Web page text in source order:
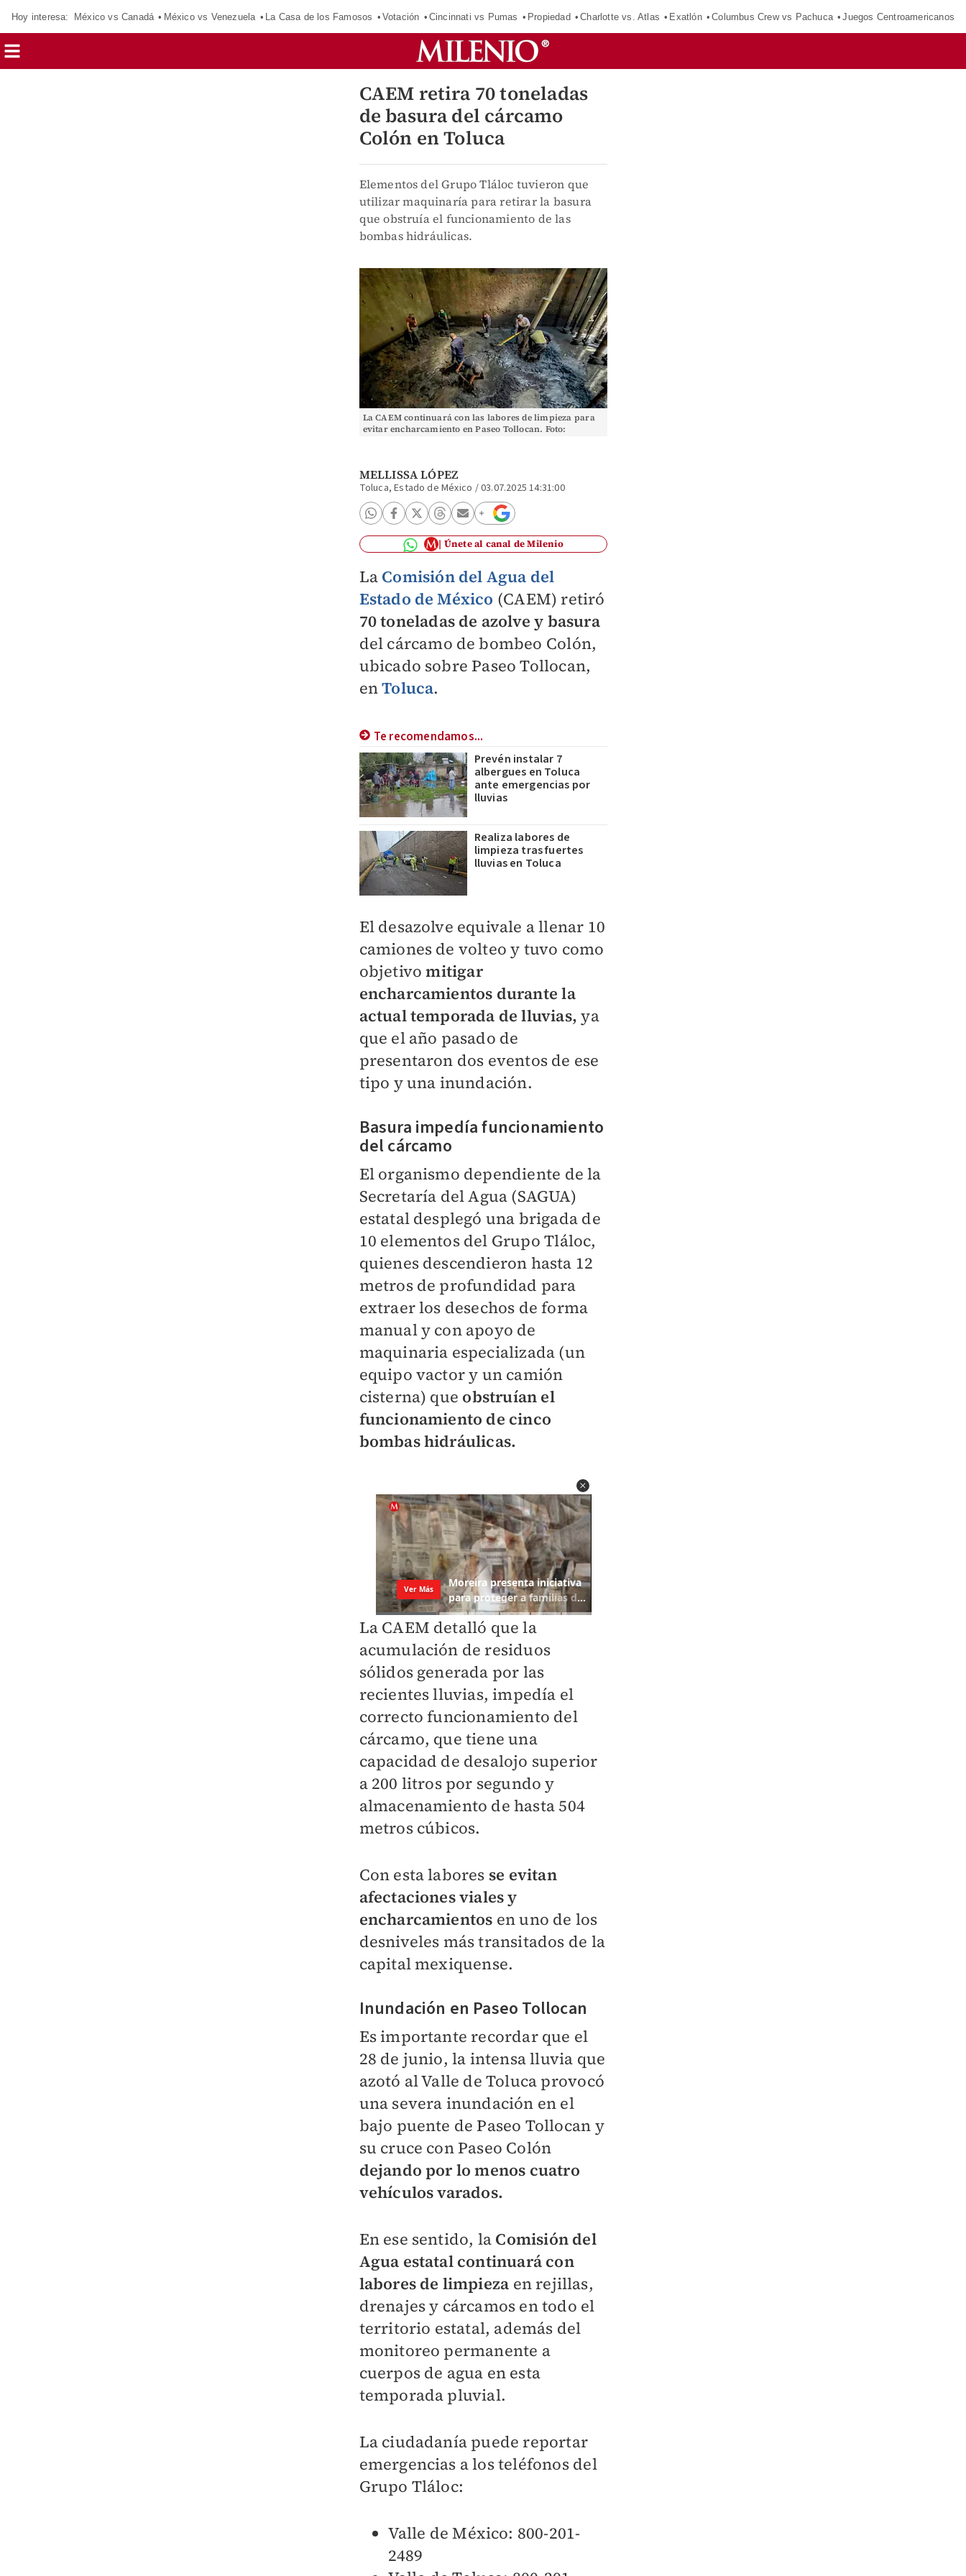
Hoy interesa: México vs Canadá México vs Venezuela La Casa de los Famosos Votación Cincinnati vs Pumas Propiedad Charlotte vs. Atlas Exatlón Columbus Crew vs Pachuca Juegos Centroamericanos
CAEM retira 70 toneladas
de basura del cárcamo
Colón en Toluca
Elementos del Grupo Tláloc tuvieron que
utilizar maquinaría para retirar la basura
que obstruía el funcionamiento de las
bombas hidráulicas.
La CAEM continuará con las labores de limpieza para
evitar encharcamiento en Paseo Tollocan. Foto:
MELLISSA LÓPEZ
Toluca, Estado de México /03.07.2025 14:31:00
Únete al canal de Milenio
La Comisión del Agua del
Estado de México (CAEM) retiró
70 toneladas de azolve y basura
del cárcamo de bombeo Colón,
ubicado sobre Paseo Tollocan,
enToluca.
Te recomendamos...
Prevén instalar 7
albergues en Toluca
ante emergencias por
lluvias
Realiza labores de
limpieza tras fuertes
lluvias en Toluca
El desazolve equivale a llenar 10
camiones de volteo y tuvo como
objetivomitigar
encharcamientos durante la
actual temporada de lluvias, ya
que el año pasado de
presentaron dos eventos de ese
tipo y una inundación.
Basura impedía funcionamiento
del cárcamo
El organismo dependiente de la
Secretaría del Agua (SAGUA)
estatal desplegó una brigada de
10 elementos del Grupo Tláloc,
quienes descendieron hasta 12
metros de profundidad para
extraer los desechos de forma
manual y con apoyo de
maquinaria especializada (un
equipo vactor y un camión
cisterna) que obstruían el
funcionamiento de cinco
bombas hidráulicas.
La CAEM detalló que la
acumulación de residuos
sólidos generada por las
recientes lluvias, impedía el
correcto funcionamiento del
cárcamo, que tiene una
capacidad de desalojo superior
a 200 litros por segundo y
almacenamiento de hasta 504
metros cúbicos.
Con esta labores se evitan
afectaciones viales y
encharcamientos en uno de los
desniveles más transitados de la
capital mexiquense.
Inundación en Paseo Tollocan
Es importante recordar que el
28 de junio, la intensa lluvia que
azotó al Valle de Toluca provocó
una severa inundación en el
bajo puente de Paseo Tollocan y
su cruce con Paseo Colón
dejando por lo menos cuatro
vehículos varados.
En ese sentido, la Comisión del
Agua estatal continuará con
labores de limpieza en rejillas,
drenajes y cárcamos en todo el
territorio estatal, además del
monitoreo permanente a
cuerpos de agua en esta
temporada pluvial.
La ciudadanía puede reportar
emergencias a los teléfonos del
Grupo Tláloc:
Valle de México: 800-201-
2489